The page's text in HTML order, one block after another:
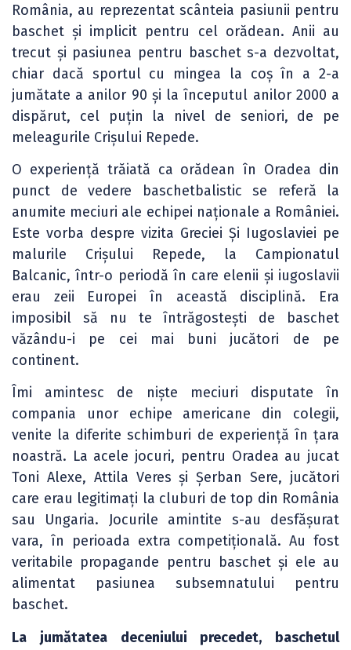
România, au reprezentat scânteia pasiunii pentru
baschet și implicit pentru cel orădean. Anii au
trecut și pasiunea pentru baschet s-a dezvoltat,
chiar dacă sportul cu mingea la coș în a 2-a
jumătate a anilor 90 și la începutul anilor 2000 a
dispărut, cel puțin la nivel de seniori, de pe
meleagurile Crișului Repede.
O experiență trăiată ca orădean în Oradea din
punct de vedere baschetbalistic se referă la
anumite meciuri ale echipei naționale a României.
Este vorba despre vizita Greciei Și Iugoslaviei pe
malurile Crișului Repede, la Campionatul
Balcanic, într-o periodă în care elenii și iugoslavii
erau zeii Europei în această disciplină. Era
imposibil să nu te întrăgostești de baschet
văzându-i pe cei mai buni jucători de pe
continent.
Îmi amintesc de niște meciuri disputate în
compania unor echipe americane din colegii,
venite la diferite schimburi de experiență în țara
noastră. La acele jocuri, pentru Oradea au jucat
Toni Alexe, Attila Veres și Șerban Sere, jucători
care erau legitimați la cluburi de top din România
sau Ungaria. Jocurile amintite s-au desfășurat
vara, în perioada extra competițională. Au fost
veritabile propagande pentru baschet și ele au
alimentat pasiunea subsemnatului pentru
baschet.
La jumătatea deceniului precedet, baschetul